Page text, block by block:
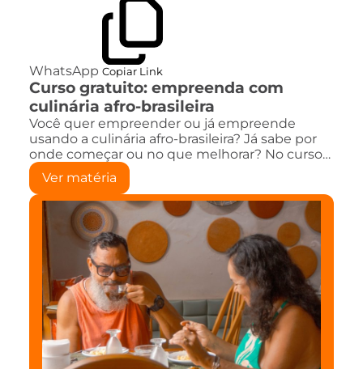
WhatsApp Copiar Link
Curso gratuito: empreenda com
culinária afro-brasileira
Você quer empreender ou já empreende
usando a culinária afro-brasileira? Já sabe por
onde começar ou no que melhorar? No curso…
Ver matéria